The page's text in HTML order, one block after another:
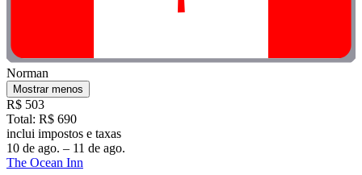
Norman
Mostrar menos
R$ 503
Total: R$ 690
inclui impostos e taxas
10 de ago. – 11 de ago.
The Ocean Inn